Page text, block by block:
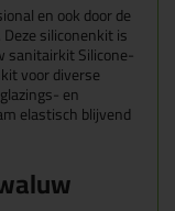
en ook door de
siliconenkit is
sanitairkit Silicone-
voor diverse
en
elastisch blijvend